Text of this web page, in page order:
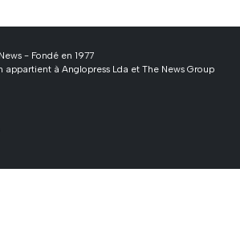
- Fondé en 1977
appartient à Anglopress Lda et The News Group